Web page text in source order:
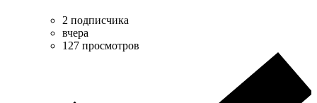
2 подписчика
вчера
127 просмотров